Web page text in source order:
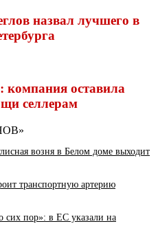
назвал лучшего в
компания оставила
селлерам
возня в Белом доме выходит
транспортную артерию
сих пор»: в ЕС указали на